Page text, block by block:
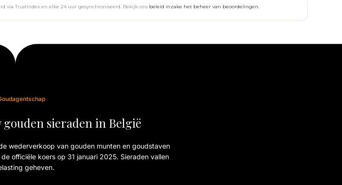
via Trustindex en elke 24 uur gesynchroniseerd. Bekijk ons beleid inzake het beheer van beoordelingen.
gouden sieraden in België
wederverkoop van gouden munten en goudstaven
officiële koers op 31 januari 2025. Sieraden vallen
geheven.